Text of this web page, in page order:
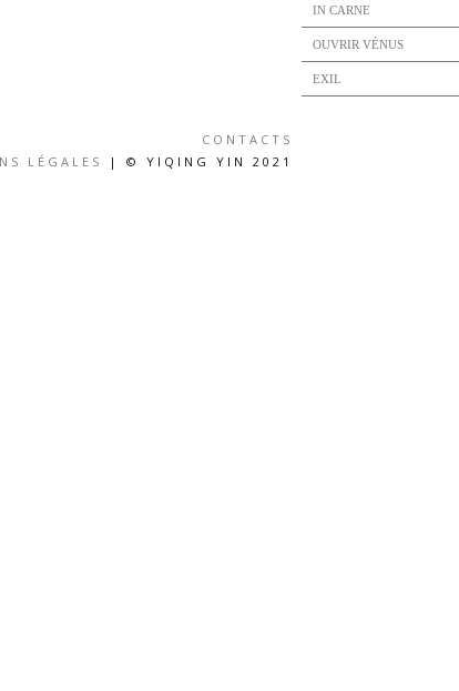
CONTACTS
LÉGALES
| © YIQING YIN 2021
IN CARNE
OUVRIR VÉNUS
EXIL